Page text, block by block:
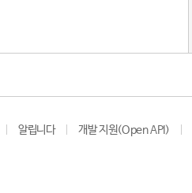
알립니다 개발 지원(Open API)